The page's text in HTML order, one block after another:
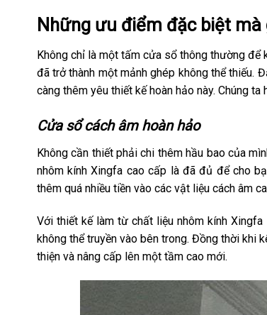
Những ưu điểm đặc biệt
Không chỉ là một tấm cửa sổ thông thường để
đã trở thành một mảnh ghép không thể thiếu.
càng thêm yêu thiết kế hoàn hảo này. Chúng
Cửa sổ cách âm hoàn hảo
Không cần thiết phải chi thêm hầu bao của
nhôm kính Xingfa cao cấp là đã đủ để cho
thêm quá nhiều tiền vào các vật liệu cách âm
Với thiết kế làm từ chất liệu nhôm kính
không thể truyền vào bên trong. Đồng thời khi
thiện và nâng cấp lên một tầm cao mới.